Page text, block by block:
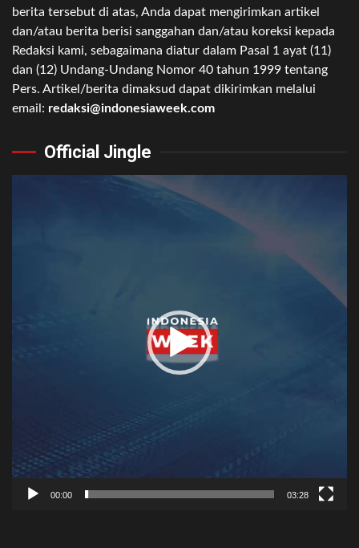
berita tersebut di atas, Anda dapat mengirimkan artikel
dan/atau berita berisi sanggahan dan/atau koreksi kepada
Redaksi kami, sebagaimana diatur dalam Pasal 1 ayat (11)
dan (12) Undang-Undang Nomor 40 tahun 1999 tentang
Pers. Artikel/berita dimaksud dapat dikirimkan melalui
email: redaksi@indonesiaweek.com
Official Jingle
00:00 03:28